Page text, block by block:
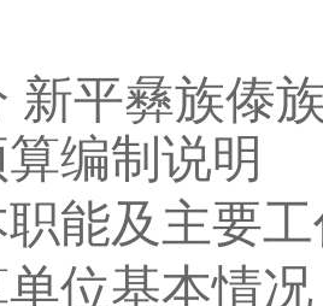
新平彝族傣
编制说明
能及主要
位基本情况